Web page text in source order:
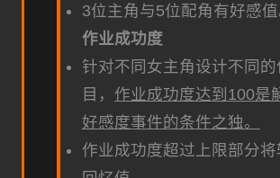
3位主角与5位配角有好感值
作业成功度
针对不同女主角设计不同的
目， 作业成功度达到100是
好感度事件的条件之独。
作业成功度超过上限部分将